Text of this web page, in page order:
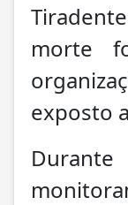
morte
exposto